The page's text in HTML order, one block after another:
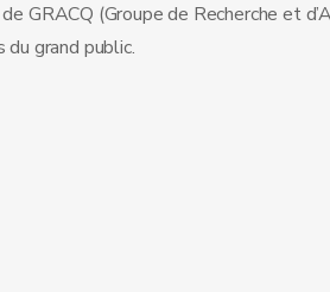
GRACQ (Groupe de Recherche et
grand public.